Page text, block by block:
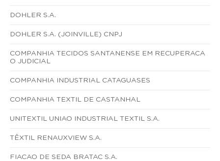
DOHLER S.A.
DOHLER S.A. (JOINVILLE) CNPJ
COMPANHIA TECIDOS SANTANENSE EM RECUPERACA
O JUDICIAL
COMPANHIA INDUSTRIAL CATAGUASES
COMPANHIA TEXTIL DE CASTANHAL
UNITEXTIL UNIAO INDUSTRIAL TEXTIL S.A.
TÊXTIL RENAUXVIEW S.A.
FIACAO DE SEDA BRATAC S.A.